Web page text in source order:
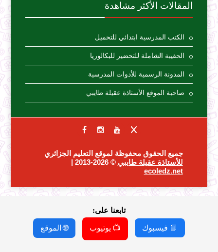
المقالات الأكثر مشاهدة
الكتب المدرسية ابتدائي للتحميل
الحقيبة الشاملة للتحضير للبكالوريا
المدونة الرسمية للأدوات المدرسية
صاحبة الموقع الأستاذة عقيلة طايبي
جميع الحقوق محفوظة لموقع التعليم الجزائري
للأستاذة عقيلة طايبي © 2026-2013 |
ecoledz.net
تابعنا على:
📘 فيسبوك 📺 يوتيوب 🌐 الموقع